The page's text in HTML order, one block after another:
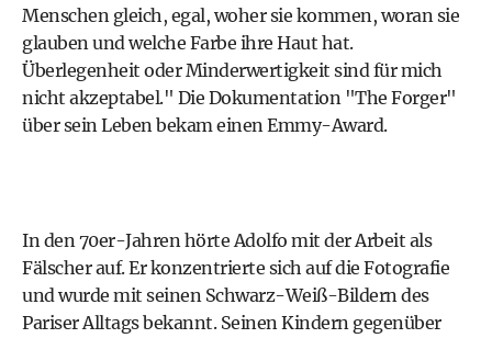
Menschen gleich, egal, woher sie kommen, woran sie
glauben und welche Farbe ihre Haut hat.
Überlegenheit oder Minderwertigkeit sind für mich
nicht akzeptabel." Die Dokumentation "The Forger"
über sein Leben bekam einen Emmy-Award.
In den 70er-Jahren hörte Adolfo mit der Arbeit als
Fälscher auf. Er konzentrierte sich auf die Fotografie
und wurde mit seinen Schwarz-Weiß-Bildern des
Pariser Alltags bekannt. Seinen Kindern gegenüber